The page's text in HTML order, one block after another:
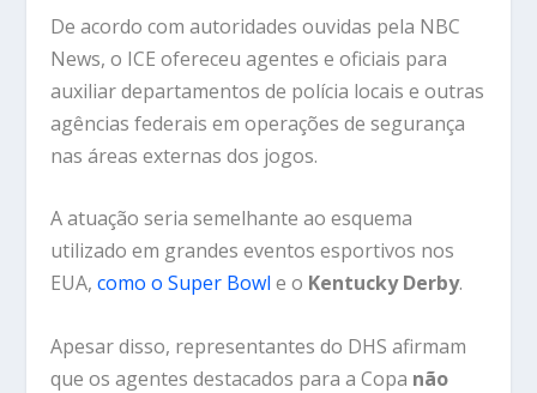
De acordo com autoridades ouvidas pela NBC
News, o ICE ofereceu agentes e oficiais para
auxiliar departamentos de polícia locais e outras
agências federais em operações de segurança
nas áreas externas dos jogos.
A atuação seria semelhante ao esquema
utilizado em grandes eventos esportivos nos
EUA,como o Super Bowle o Kentucky Derby.
Apesar disso, representantes do DHS afirmam
que os agentes destacados para a Copa não